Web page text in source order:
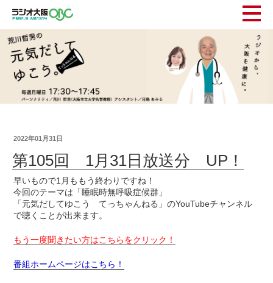
2022年01月31日
第105回 1月31日放送分 UP！
早いもので1月ももう終わりですね！
今回のテーマは「睡眠時無呼吸症候群」
「元気だしてゆこう てっちゃんねる」のYouTubeチャンネル
で聴くことが出来ます。
もう一度聞きたい方はこちらをクリック！
番組ホームページはこちら！